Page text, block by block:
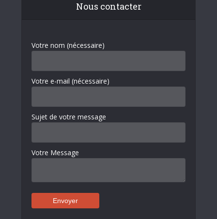
Nous contacter
Votre nom (nécessaire)
Votre e-mail (nécessaire)
Sujet de votre message
Votre Message